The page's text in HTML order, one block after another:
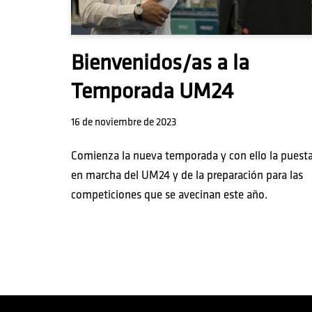
Bienvenidos/as a la
Temporada UM24
16 de noviembre de 2023
Comienza la nueva temporada y con ello la
en marcha del UM24 y de la preparación para las
competiciones que se avecinan este año.